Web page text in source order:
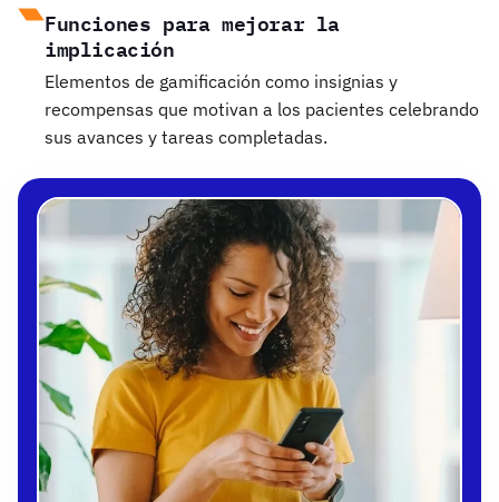
Funciones para mejorar la
implicación
Elementos de gamificación como insignias y
recompensas que motivan a los pacientes celebrando
sus avances y tareas completadas.